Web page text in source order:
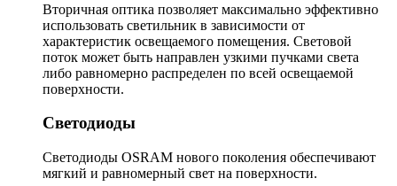
Вторичная оптика позволяет максимально эффективно
использовать светильник в зависимости от
характеристик освещаемого помещения. Световой
поток может быть направлен узкими пучками света
либо равномерно распределен по всей освещаемой
поверхности.
Светодиоды
Светодиоды OSRAM нового поколения обеспечивают
мягкий и равномерный свет на поверхности.